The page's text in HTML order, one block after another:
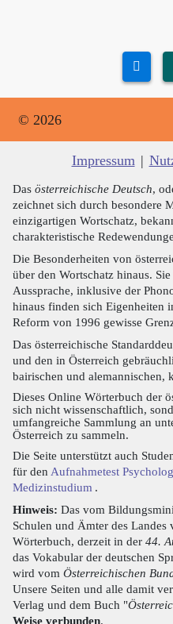
© 2026
Impressum |
Das österreichische Deutsch,
zeichnet sich durch besondere
einzigartigen Wortschatz,
charakteristische
Die Besonderheiten von
über den Wortschatz hinaus.
Aussprache, inklusive der
hinaus finden sich Eigenheiten
Reform von 1996 gewisse
Das österreichische
und den in Österreich
bairischen und alemannischen,
Dieses Online Wörterbuch der
sich nicht wissenschaftlich,
umfangreiche Sammlung an
Österreich zu sammeln.
Die Seite unterstützt auch
für den Aufnahmetest
Medizinstudium .
Hinweis: Das vom
Schulen und Ämter des
Wörterbuch, derzeit in der 44.
das Vokabular der deutschen
wird vom Österreichischen
Unsere Seiten und alle damit
Verlag und dem Buch "
Weise verbunden.